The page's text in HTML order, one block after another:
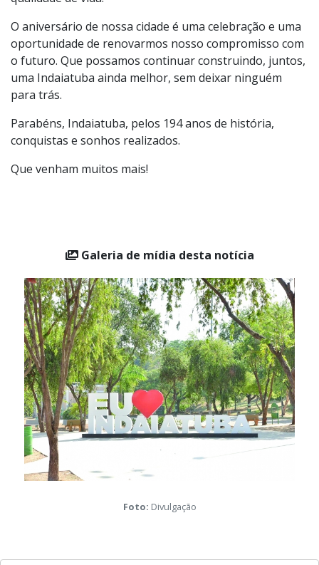
mantenha como referência de desenvolvimento e
qualidade de vida.
O aniversário de nossa cidade é uma celebração e uma
oportunidade de renovarmos nosso compromisso com
uma Indaiatuba ainda melhor, sem deixar ninguém
para trás.
Parabéns, Indaiatuba, pelos 194 anos de história,
Galeria de mídia desta notícia
Foto:Divulgação